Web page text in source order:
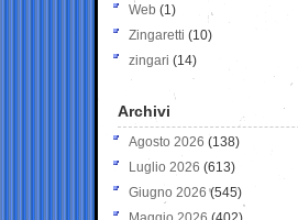
Web (1)
Zingaretti (10)
zingari (14)
Archivi
Agosto 2026 (138)
Luglio 2026 (613)
Giugno 2026 (545)